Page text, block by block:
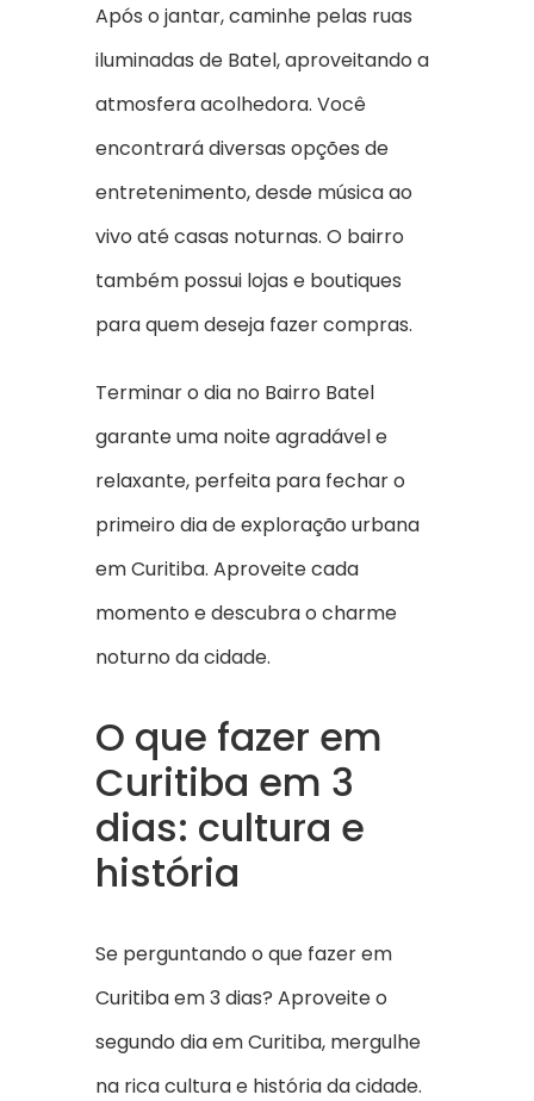
Após o jantar, caminhe pelas ruas
iluminadas de Batel, aproveitando a
atmosfera acolhedora. Você
encontrará diversas opções de
entretenimento, desde música ao
vivo até casas noturnas. O bairro
também possui lojas e boutiques
para quem deseja fazer compras.
Terminar o dia no Bairro Batel
garante uma noite agradável e
relaxante, perfeita para fechar o
primeiro dia de exploração urbana
em Curitiba. Aproveite cada
momento e descubra o charme
noturno da cidade.
O que fazer em
Curitiba em 3
dias: cultura e
história
Se perguntando o que fazer em
Curitiba em 3 dias? Aproveite o
segundo dia em Curitiba, mergulhe
na rica cultura e história da cidade.